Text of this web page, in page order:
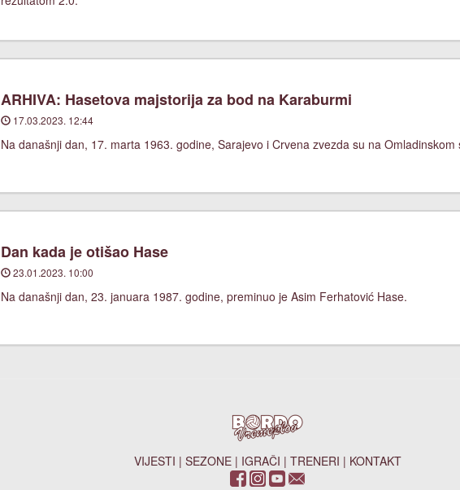
ARHIVA: Hasetova majstorija za bod na Karaburmi
17.03.2023. 12:44
Na današnji dan, 17. marta 1963. godine, Sarajevo i Crvena zvezda su na
Dan kada je otišao Hase
23.01.2023. 10:00
Na današnji dan, 23. januara 1987. godine, preminuo je Asim Ferhatović Hase.
VIJESTI | SEZONE| IGRAČI | TRENERI | KONTAKT